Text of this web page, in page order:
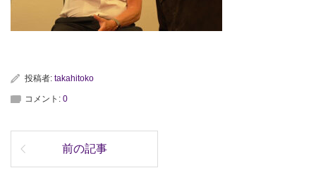
投稿者: takahitoko
コメント: 0
前の記事